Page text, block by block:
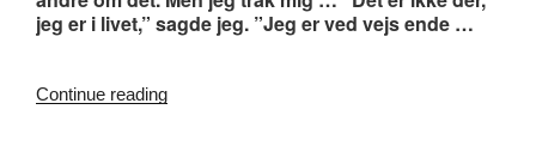
jeg er i livet,” sagde jeg. ”Jeg er ved vejs ende …
Continue reading“#161.